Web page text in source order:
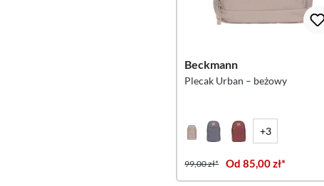
Beckmann
Plecak Urban – beżowy
+3
99,00 zł* Od 85,00 zł*